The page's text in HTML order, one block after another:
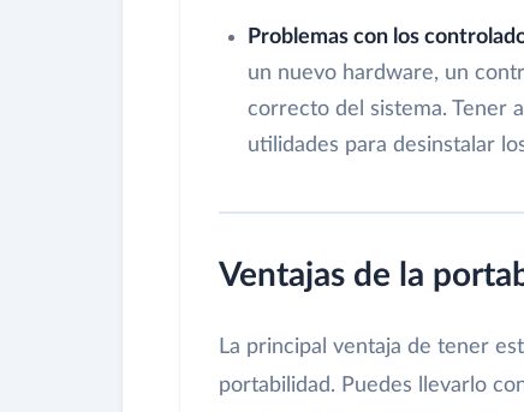
Problemas con los
un nuevo hardware, un
correcto del sistema. Tener
utilidades para desinstalar
Ventajas de la
La principal ventaja de tener
portabilidad. Puedes llevarlo